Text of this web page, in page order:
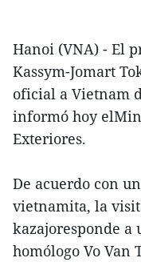
Hanoi (VNA) - El
Kassym-Jomart
oficial a Vietnam
informó hoy
Exteriores.
De acuerdo con
vietnamita, la
kazajoresponde a
homólogo Vo Van